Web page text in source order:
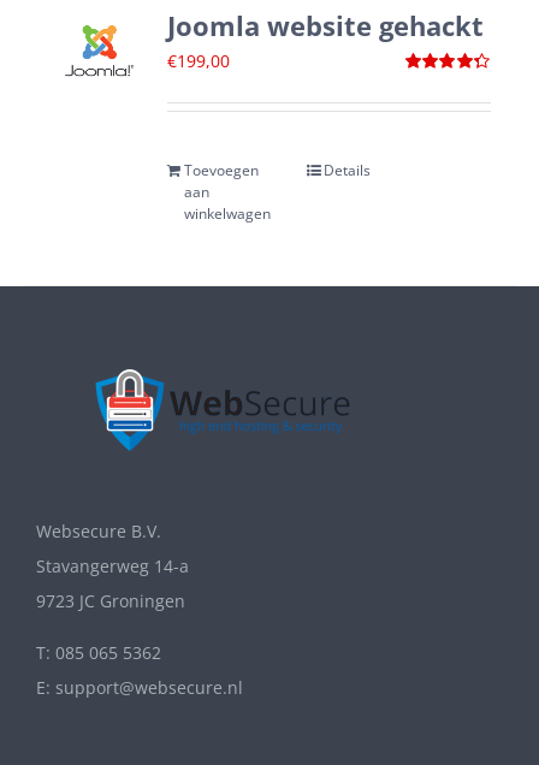
Joomla website gehackt
4.33uit 5
€199,00
Toevoegen
aan
winkelwagen
Details
Websecure B.V.
Stavangerweg 14-a
9723 JC Groningen
T: 085 065 5362
E: support@websecure.nl